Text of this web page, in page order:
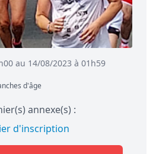
au 14/08/2023 à 01h59
d'âge
annexe(s) :
d'inscription